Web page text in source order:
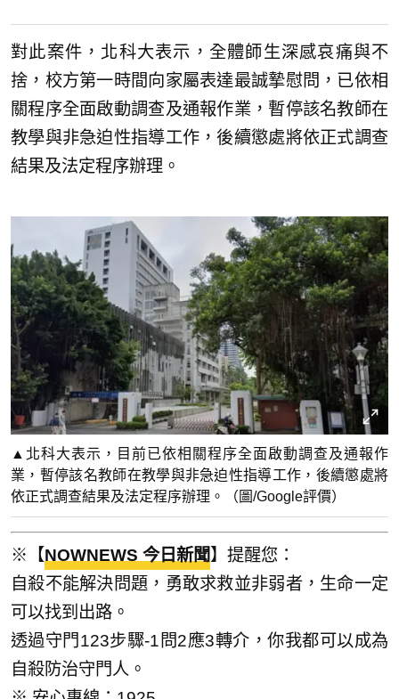
對此案件，北科大表示，全體師生深感哀痛與不
捨，校方第一時間向家屬表達最誠摯慰問，已依相
關程序全面啟動調查及通報作業，暫停該名教師在
教學與非急迫性指導工作，後續懲處將依正式調查
結果及法定程序辦理。
▲北科大表示，目前已依相關程序全面啟動調查及通報作
業，暫停該名教師在教學與非急迫性指導工作，後續懲處將
依正式調查結果及法定程序辦理。（圖/Google評價）
※【NOWNEWS 今日新聞】提醒您：
自殺不能解決問題，勇敢求救並非弱者，生命一定
可以找到出路。
透過守門123步驟-1問2應3轉介，你我都可以成為
自殺防治守門人。